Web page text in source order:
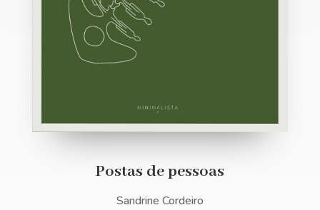
Postas de pessoas
Sandrine Cordeiro